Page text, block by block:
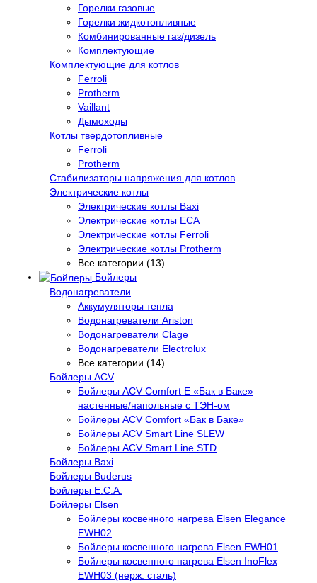
Горелки газовые
Горелки жидкотопливные
Комбинированные газ/дизель
Комплектующие
Комплектующие для котлов
Ferroli
Protherm
Vaillant
Дымоходы
Котлы твердотопливные
Ferroli
Protherm
Стабилизаторы напряжения для котлов
Электрические котлы
Электрические котлы Baxi
Электрические котлы ECA
Электрические котлы Ferroli
Электрические котлы Protherm
Все категории (13)
Бойлеры
Водонагреватели
Аккумуляторы тепла
Водонагреватели Ariston
Водонагреватели Clage
Водонагреватели Electrolux
Все категории (14)
Бойлеры ACV
Бойлеры ACV Comfort E «Бак в Баке»
настенные/напольные c ТЭН-ом
Бойлеры ACV Comfort «Бак в Баке»
Бойлеры ACV Smart Line SLEW
Бойлеры ACV Smart Line STD
Бойлеры Baxi
Бойлеры Buderus
Бойлеры E.C.A.
Бойлеры Elsen
Бойлеры косвенного нагрева Elsen Elegance
EWH02
Бойлеры косвенного нагрева Elsen EWH01
Бойлеры косвенного нагрева Elsen InoFlex
EWH03 (нерж. сталь)